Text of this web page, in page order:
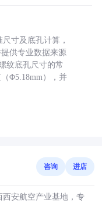
寸及底孔计算，
供专业数据来源
纹底孔尺寸的常
Φ5.18mm），并
咨询 进店
西安航空产业基地，专